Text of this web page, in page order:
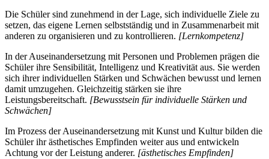
Die Schüler sind zunehmend in der Lage, sich individuelle Ziele zu
setzen, das eigene Lernen selbstständig und in Zusammenarbeit mit
anderen zu organisieren und zu kontrollieren. [Lernkompetenz]
In der Auseinandersetzung mit Personen und Problemen prägen die
Schüler ihre Sensibilität, Intelligenz und Kreativität aus. Sie werden
sich ihrer individuellen Stärken und Schwächen bewusst und lernen
damit umzugehen. Gleichzeitig stärken sie ihre
Leistungsbereitschaft. [Bewusstsein für individuelle Stärken und
Schwächen]
Im Prozess der Auseinandersetzung mit Kunst und Kultur bilden die
Schüler ihr ästhetisches Empfinden weiter aus und entwickeln
Achtung vor der Leistung anderer. [ästhetisches Empfinden]